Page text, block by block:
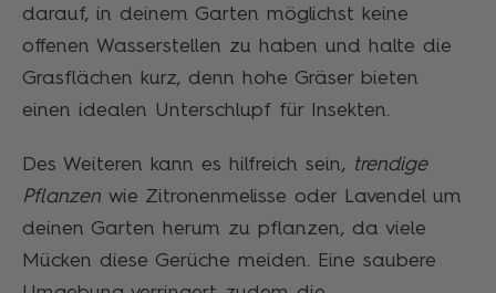
darauf, in deinem Garten möglichst keine
offenen Wasserstellen zu haben und halte die
Grasflächen kurz, denn hohe Gräser bieten
einen idealen Unterschlupf für Insekten.
Des Weiteren kann es hilfreich sein, trendige
Pflanzen wie Zitronenmelisse oder Lavendel um
deinen Garten herum zu pflanzen, da viele
Mücken diese Gerüche meiden. Eine saubere